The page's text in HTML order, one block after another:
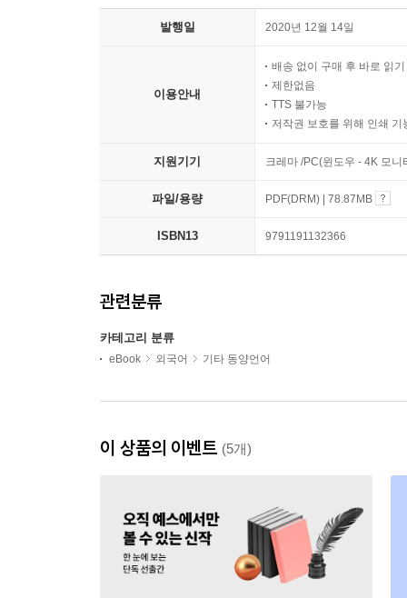
발행일 2020년 12월 14일
이용안내
배송 없이 구매 후 바로 읽기
제한없음
TTS 불가능
저작권 보호를 위해 인쇄 기
지원기기 크레마 /PC(윈도우 - 4K 모
파일/용량 PDF(DRM) | 78.87MB
ISBN13 9791191132366
관련분류
카테고리 분류
eBook 외국어 기타 동양언어
이 상품의 이벤트 (5개)